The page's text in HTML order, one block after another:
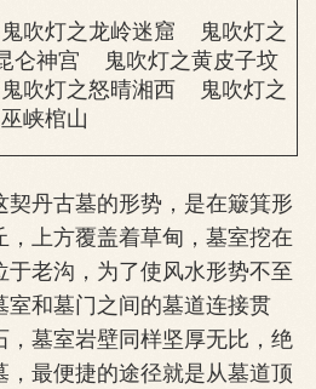
鬼吹灯之龙岭迷窟
鬼吹灯之
仑神宫
鬼吹灯之黄皮子坟
鬼吹灯之怒晴湘西
鬼吹灯之
巫峡棺山
丹古墓的形势，是在簸箕形
上方覆盖着草甸，墓室挖在
于老沟，为了使风水形势不至
和墓门之间的墓道连接贯
墓室岩壁同样坚厚无比，绝
最便捷的途径就是从墓道顶